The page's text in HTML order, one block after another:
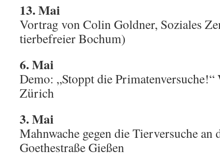
13. Mai
Vortrag von Colin Goldner, Soziales
tierbefreier Bochum)
6. Mai
Demo: „Stoppt die
Zürich
3. Mai
Mahnwache gegen die Tierversuche an
Goethestraße Gießen